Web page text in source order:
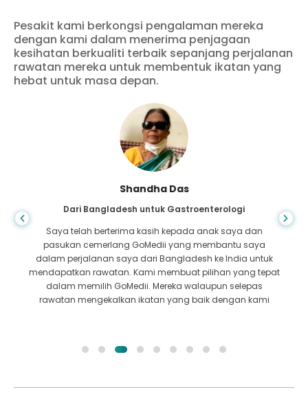
Pesakit kami berkongsi pengalaman mereka
dengan kami dalam menerima penjagaan
kesihatan berkualiti terbaik sepanjang perjalanan
rawatan mereka untuk membentuk ikatan yang
hebat untuk masa depan.
Shandha Das
Dari Bangladesh untuk Gastroenterologi
Saya telah berterima kasih kepada anak saya dan
pasukan cemerlang GoMedii yang membantu saya
dalam perjalanan saya dari Bangladesh ke India untuk
mendapatkan rawatan. Kami membuat pilihan yang tepat
dalam memilih GoMedii. Mereka walaupun selepas
rawatan mengekalkan ikatan yang baik dengan kami